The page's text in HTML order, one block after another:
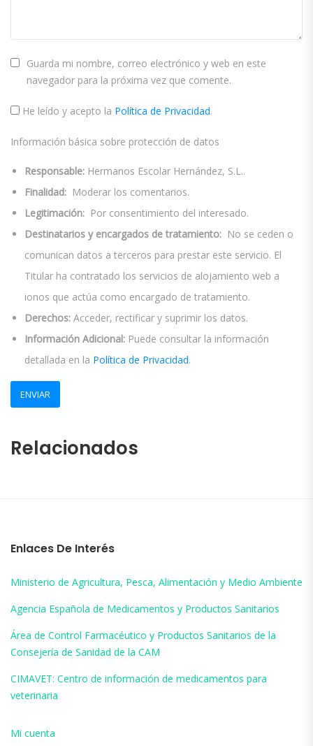
Guarda mi nombre, correo electrónico y web en este
navegador para la próxima vez que comente.
He leído y acepto la Política de Privacidad.
Información básica sobre protección de datos
Responsable: Hermanos Escolar Hernández, S.L..
Finalidad: Moderar los comentarios.
Legitimación: Por consentimiento del interesado.
Destinatarios y encargados de tratamiento: No se ceden o
comunican datos a terceros para prestar este servicio. El
Titular ha contratado los servicios de alojamiento web a
ionos que actúa como encargado de tratamiento.
Derechos: Acceder, rectificar y suprimir los datos.
Información Adicional: Puede consultar la información
detallada en la Política de Privacidad.
Relacionados
Enlaces De Interés
Ministerio de Agricultura, Pesca, Alimentación y Medio Ambiente
Agencia Española de Medicamentos y Productos Sanitarios
Área de Control Farmacéutico y Productos Sanitarios de la
Consejería de Sanidad de la CAM
CIMAVET: Centro de información de medicamentos para
veterinaria
Mi cuenta